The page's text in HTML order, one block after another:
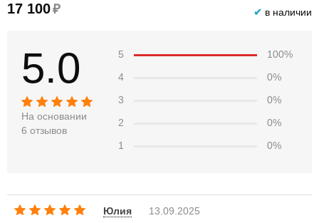
17 100₽ ✔ в наличии
5.0
На основании
6 отзывов
5
100%
4
0%
3
0%
2
0%
1
0%
Юлия
13.09.2025